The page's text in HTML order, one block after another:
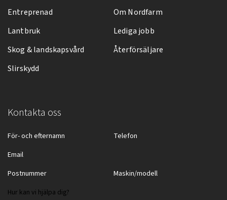
Entreprenad
Lantbruk
Skog & landskapsvård
Slirskydd
Om Nordfarm
Lediga jobb
Återförsäljare
Kontakta oss